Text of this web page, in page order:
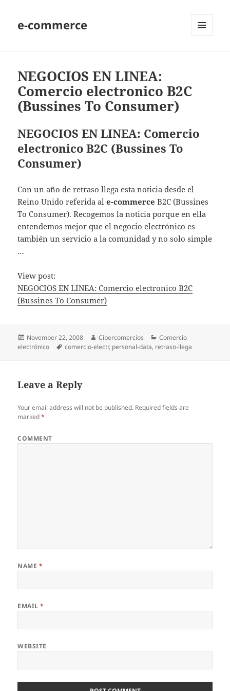
e-commerce
NEGOCIOS EN LINEA:
Comercio electronico B2C
(Bussines To Consumer)
NEGOCIOS EN LINEA: Comercio
electronico B2C (Bussines To
Consumer)
Con un año de retraso llega esta noticia desde el
Reino Unido referida ale-commerce B2C (Bussines
To Consumer). Recogemos la noticia porque en ella
entendemos mejor que el negocio electrónico es
también un servicio a la comunidad y no solo simple
…
View post:
NEGOCIOS EN LINEA: Comercio electronico B2C
(Bussines To Consumer)
Posted
on
November 22, 2008 Author
Cibercomercios Categories
Comercio
electrónico
Tags
comercio-electr, personal-data, retraso-llega
Leave a Reply
Your email address will not be published. Required fields are
marked*
COMMENT
NAME *
EMAIL*
WEBSITE